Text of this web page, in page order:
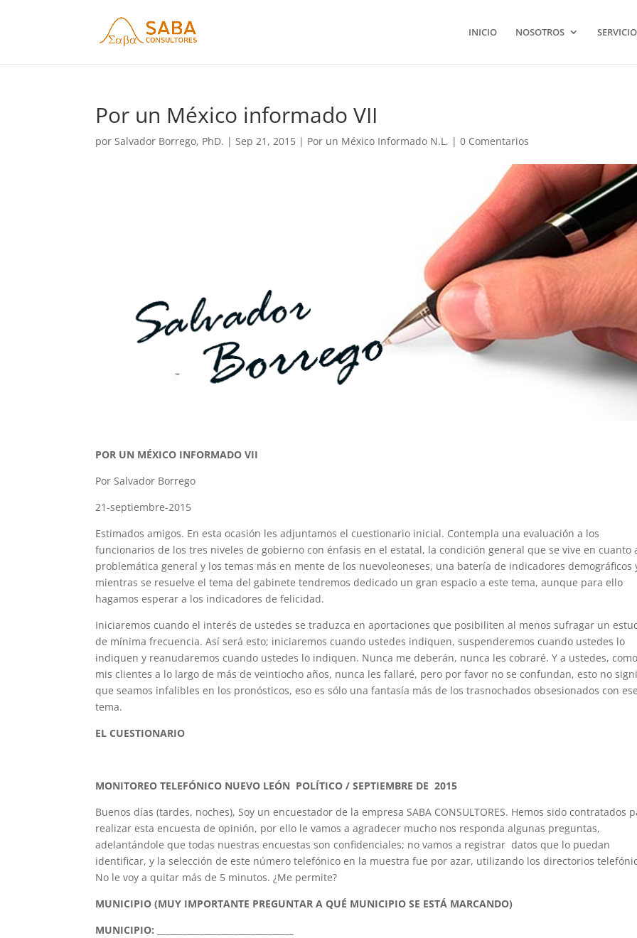
INICIO NOSOTROS
Por un México informado VII
porSalvador Borrego, PhD. |Sep 21, 2015 | Por un México Informado N.L. |0 Comentarios
POR UN MÉXICO INFORMADO VII
Por Salvador Borrego
21-septiembre-2015
Estimados amigos. En esta ocasión les adjuntamos el cuestionario inicial. Contempla una evaluación a los
funcionarios de los tres niveles de gobierno con énfasis en el estatal, la condición general que se vive en cuanto
problemática general y los temas más en mente de los nuevoleoneses, una batería de indicadores demográficos
mientras se resuelve el tema del gabinete tendremos dedicado un gran espacio a este tema, aunque para ello
hagamos esperar a los indicadores de felicidad.
Iniciaremos cuando el interés de ustedes se traduzca en aportaciones que posibiliten al menos sufragar un
de mínima frecuencia. Así será esto; iniciaremos cuando ustedes indiquen, suspenderemos cuando ustedes lo
indiquen y reanudaremos cuando ustedes lo indiquen. Nunca me deberán, nunca les cobraré. Y a ustedes,
mis clientes a lo largo de más de veintiocho años, nunca les fallaré, pero por favor no se confundan, esto no
que seamos infalibles en los pronósticos, eso es sólo una fantasía más de los trasnochados obsesionados con
tema.
EL CUESTIONARIO
MONITOREO TELEFÓNICO NUEVO LEÓN POLÍTICO / SEPTIEMBRE DE 2015
Buenos días (tardes, noches), Soy un encuestador de la empresa SABA CONSULTORES. Hemos sido contratados
realizar esta encuesta de opinión, por ello le vamos a agradecer mucho nos responda algunas preguntas,
adelantándole que todas nuestras encuestas son confidenciales; no vamos a registrar datos que lo puedan
identificar, y la selección de este número telefónico en la muestra fue por azar, utilizando los directorios
No le voy a quitar más de 5 minutos. ¿Me permite?
MUNICIPIO (MUY IMPORTANTE PREGUNTAR A QUÉ MUNICIPIO SE ESTÁ MARCANDO)
MUNICIPIO: ________________________________